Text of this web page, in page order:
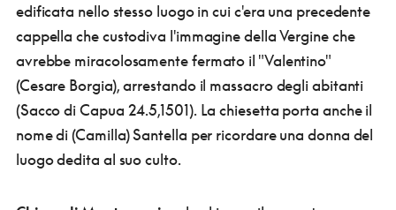
edificata nello stesso luogo in cui c'era una precedente
cappella che custodiva l'immagine della Vergine che
avrebbe miracolosamente fermato il "Valentino"
(Cesare Borgia), arrestando il massacro degli abitanti
(Sacco di Capua 24.5,1501). La chiesetta porta anche il
nome di (Camilla) Santella per ricordare una donna del
luogo dedita al suo culto.